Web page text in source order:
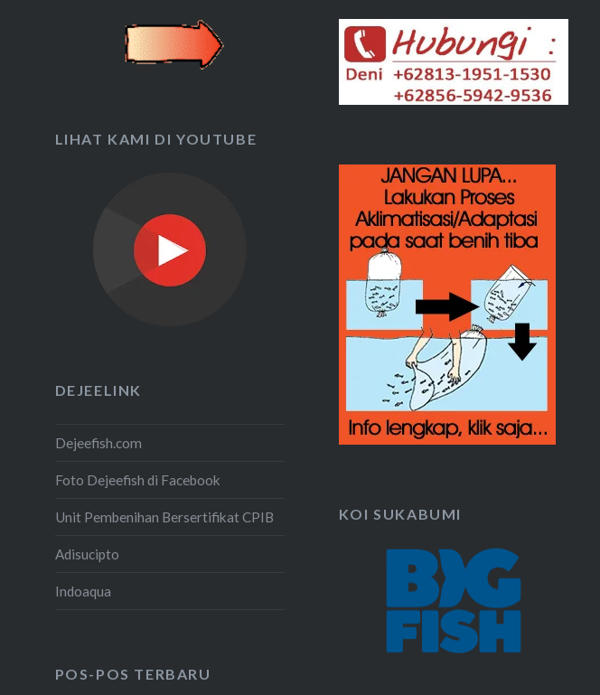
LIHAT KAMI DI YOUTUBE
DEJEELINK
Dejeefish.com
Foto Dejeefish di Facebook
Unit Pembenihan Bersertifikat CPIB
Adisucipto
Indoaqua
KOI SUKABUMI
POS-POS TERBARU